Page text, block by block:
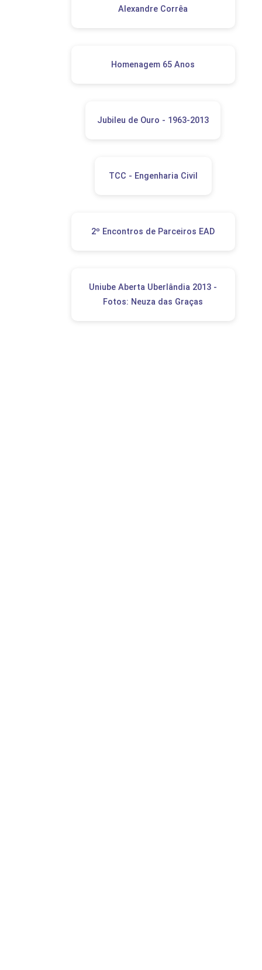
Alexandre Corrêa
Homenagem 65 Anos
Jubileu de Ouro - 1963-2013
TCC - Engenharia Civil
2º Encontros de Parceiros EAD
Uniube Aberta Uberlândia 2013 -
Fotos: Neuza das Graças